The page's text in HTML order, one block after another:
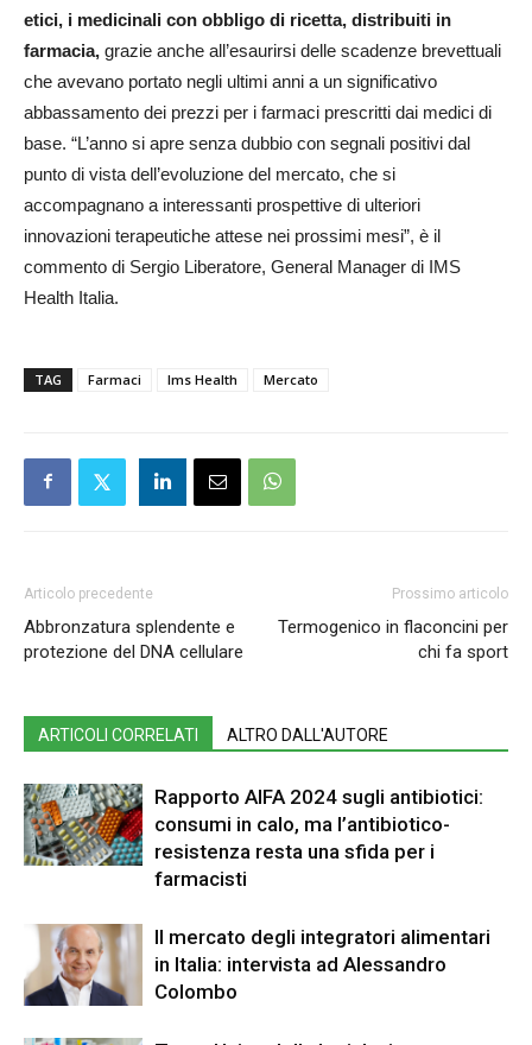
etici, i medicinali con obbligo di ricetta, distribuiti in
farmacia, grazie anche all’esaurirsi delle scadenze brevettuali
che avevano portato negli ultimi anni a un significativo
abbassamento dei prezzi per i farmaci prescritti dai medici di
base. “L’anno si apre senza dubbio con segnali positivi dal
punto di vista dell’evoluzione del mercato, che si
accompagnano a interessanti prospettive di ulteriori
innovazioni terapeutiche attese nei prossimi mesi”, è il
commento di Sergio Liberatore, General Manager di IMS
Health Italia.
TAG Farmaci Ims Health Mercato
Articolo precedente
Abbronzatura splendente e
protezione del DNA cellulare
Prossimo articolo
Termogenico in flaconcini per
chi fa sport
ARTICOLI CORRELATI ALTRO DALL'AUTORE
Rapporto AIFA 2024 sugli antibiotici:
consumi in calo, ma l’antibiotico-
resistenza resta una sfida per i
farmacisti
Il mercato degli integratori alimentari
in Italia: intervista ad Alessandro
Colombo